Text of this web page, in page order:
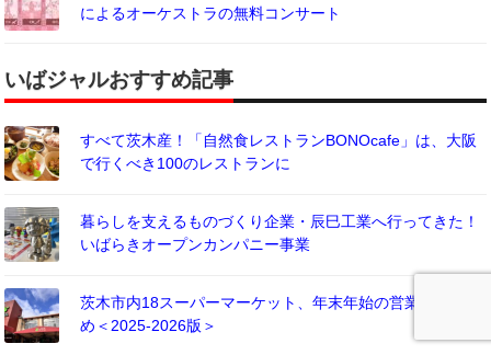
によるオーケストラの無料コンサート
いばジャルおすすめ記事
すべて茨木産！「自然食レストランBONOcafe」は、大阪
で行くべき100のレストランに
暮らしを支えるものづくり企業・辰巳工業へ行ってきた！
いばらきオープンカンパニー事業
茨木市内18スーパーマーケット、年末年始の営業時間まと
め＜2025-2026版＞